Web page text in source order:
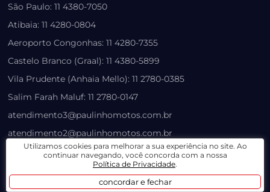
São Paulo: 11 4380-7050
Atibaia: 11 4280-0804
Aeroporto Congonhas: 11 4280-7355
Castelo Branco (Graal): 11 4380-5899
Vila Prudente (Anhaia Mello): 11 2780-0385
Salim Farah Maluf: 11 2780-0147
atendimento3@paulinhomotos.com.br
atendimento2@paulinhomotos.com.br
Lista de Desejos
Utilizamos cookies para melhorar a sua experiência no site. Ao
continuar navegando, você concorda com a nossa
Política de Privacidade.
concordar e fechar